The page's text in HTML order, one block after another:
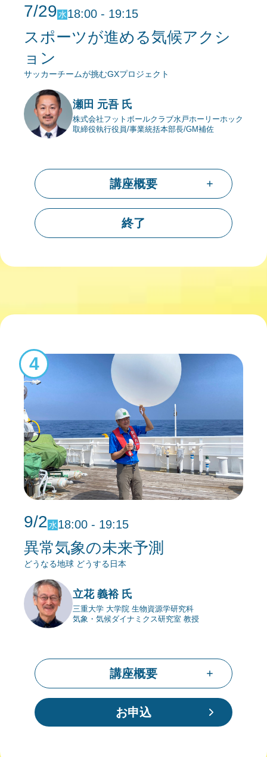
7/29水18:00 - 19:15
スポーツが進める気候アクシ
ョン
サッカーチームが挑むGXプロジェクト
瀬田 元吾 氏
株式会社フットボールクラブ水戸ホーリーホック
取締役執行役員/事業統括本部長/GM補佐
講座概要
終了
4
9/2水18:00 - 19:15
異常気象の未来予測
どうなる地球 どうする日本
立花 義裕 氏
三重大学 大学院 生物資源学研究科
気象・気候ダイナミクス研究室 教授
講座概要
お申込